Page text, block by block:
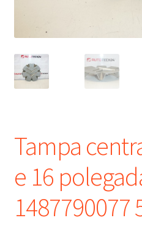
Transporte
Tampa
e 16
1487790077